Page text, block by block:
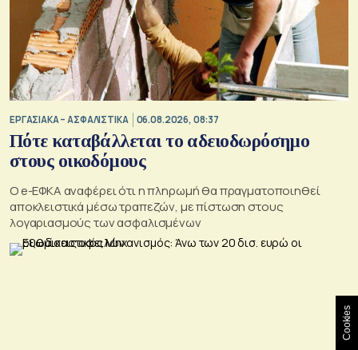
ΕΡΓΑΣΙΑΚΑ – ΑΣΦΑΛΙΣΤΙΚΑ 06.08.2026, 08:37
Πότε καταβάλλεται το αδειοδωρόσημο
στους οικοδόμους
O e-ΕΦΚΑ αναφέρει ότι η πληρωμή θα πραγματοποιηθεί
αποκλειστικά μέσω τραπεζών, με πίστωση στους
λογαριασμούς των ασφαλισμένων
Cookies